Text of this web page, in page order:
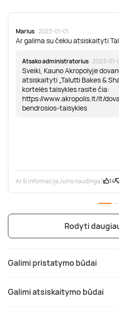
Galimi pristatymo būdai
Galimi atsiskaitymo būdai
Marius · 2023-01-01
Ar galima su čekiu atsiskaityti
Atsako administratorius · 2023-
Sveiki, Kauno Akropolyje
atsiskaityti „Talutti Bakes &
kortelės taisykles rasite čia:
https://www.akropolis.lt/lt/
bendrosios-taisykles
Ar ši informacija Jums naudinga? 14
Rodyti